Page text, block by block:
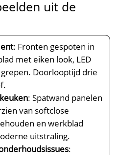
uit de
: Fronten gespoten in
met eiken look, LED
Doorlooptijd drie
: Spatwand panelen
van softclose
en werkblad
uitstraling.​
: